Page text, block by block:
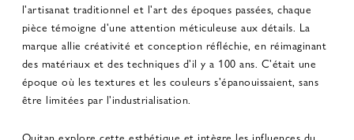
l'artisanat traditionnel et l'art des époques passées, chaque
pièce témoigne d'une attention méticuleuse aux détails. La
marque allie créativité et conception réfléchie, en réimaginant
des matériaux et des techniques d'il y a 100 ans. C'était une
époque où les textures et les couleurs s'épanouissaient, sans
être limitées par l'industrialisation.